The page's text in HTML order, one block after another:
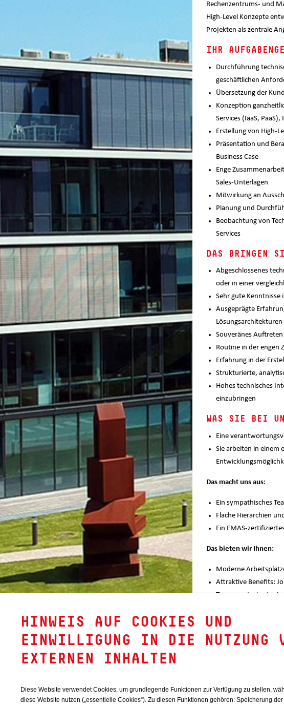
Rechenzentrums- und
High-Level Konzepte
Projekten als zentrale
IHR
Durchführung
geschäftlichen
Übersetzung der
Konzeption
Services (IaaS,
Erstellung von High-
Präsentation und
Business Case
Enge
Sales-Unterlagen
Mitwirkung an
Planung und
Beobachtung von
Services
DAS BRINGEN
Abgeschlossenes
oder in einer
Sehr gute Kenntnisse
Ausgeprägte
Lösungsarchitekturen
Souveränes
Routine in der engen
Erfahrung in der
Strukturierte,
Hohes technisches
einzubringen
WAS SIE BEI
Eine
Sie arbeiten in einem
Das macht uns aus:
Ein sympathisches
Flache Hierarchien
Ein EMAS-
Das bieten wir Ihnen:
Moderne
Attraktive Benefits:
Teamevents,
Work-Life-Balance:
INTERESSIERT?
Dann senden Sie uns
Für Rückfragen vorab
BEI UNS ZÄHLEN
HERKUNFT ODER
HINWEIS AUF COOKIES UND
EINWILLIGUNG IN DIE NUTZUNG
EXTERNEN INHALTEN
Diese Website verwendet Cookies, um grundlegende Funktionen zur Verfügung zu stellen,
diese Website nutzen („essentielle Cookies“). Zu diesen Funktionen gehören: Speicherung